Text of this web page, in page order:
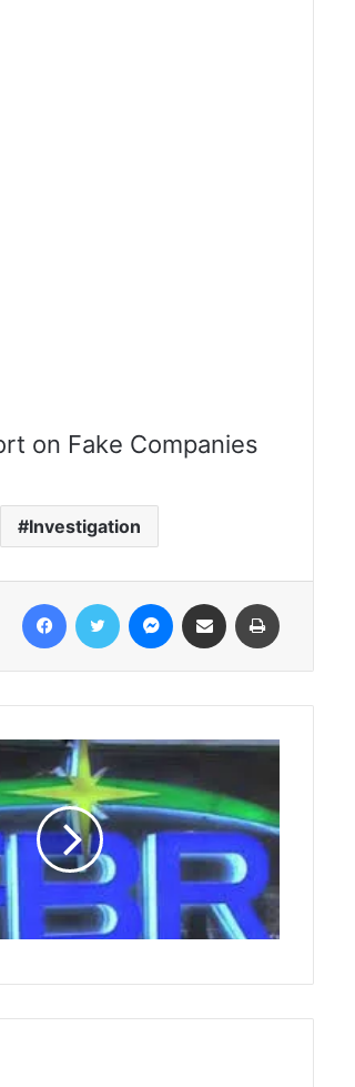
on Fake Companies
Investigation